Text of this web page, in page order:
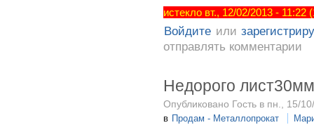
истекло вт., 12/02/2013 -
Войдите или
отправлять комментарии
Недорого
Опубликовано Гость в пн., 15/
в Продам - Металлопрокат